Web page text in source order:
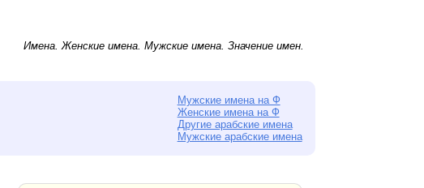
Имена.Женские имена.Мужские имена. Значение имен.
Мужские имена на Ф
Женские имена на Ф
Другие арабские имена
Мужские арабские имена